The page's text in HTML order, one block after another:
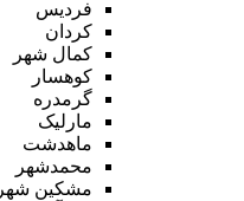
فردیس
کردان
کمال شهر
کوهسار
گرمدره
مارلیک
ماهدشت
محمدشهر
مشکین شهر